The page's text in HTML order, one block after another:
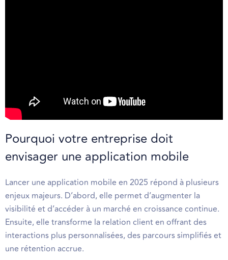
Pourquoi votre entreprise doit
envisager une application mobile
Lancer une application mobile en 2025 répond à plusieurs
enjeux majeurs. D’abord, elle permet d’augmenter la
visibilité et d’accéder à un marché en croissance continue.
Ensuite, elle transforme la relation client en offrant des
interactions plus personnalisées, des parcours simplifiés et
une rétention accrue.